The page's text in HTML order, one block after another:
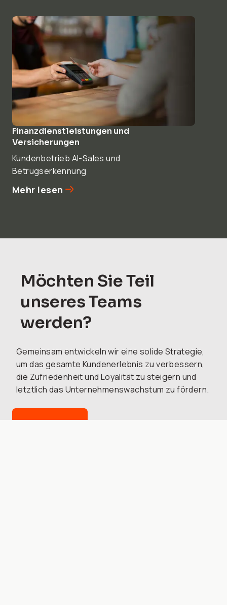
Finanzdienstleistungen und
Versicherungen
Kundenbetrieb AI-Sales und
Betrugserkennung
Mehr lesen
Möchten Sie Teil
unseres Teams
werden?
Gemeinsam entwickeln wir eine solide Strategie,
um das gesamte Kundenerlebnis zu verbessern,
die Zufriedenheit und Loyalität zu steigern und
letztlich das Unternehmenswachstum zu fördern.